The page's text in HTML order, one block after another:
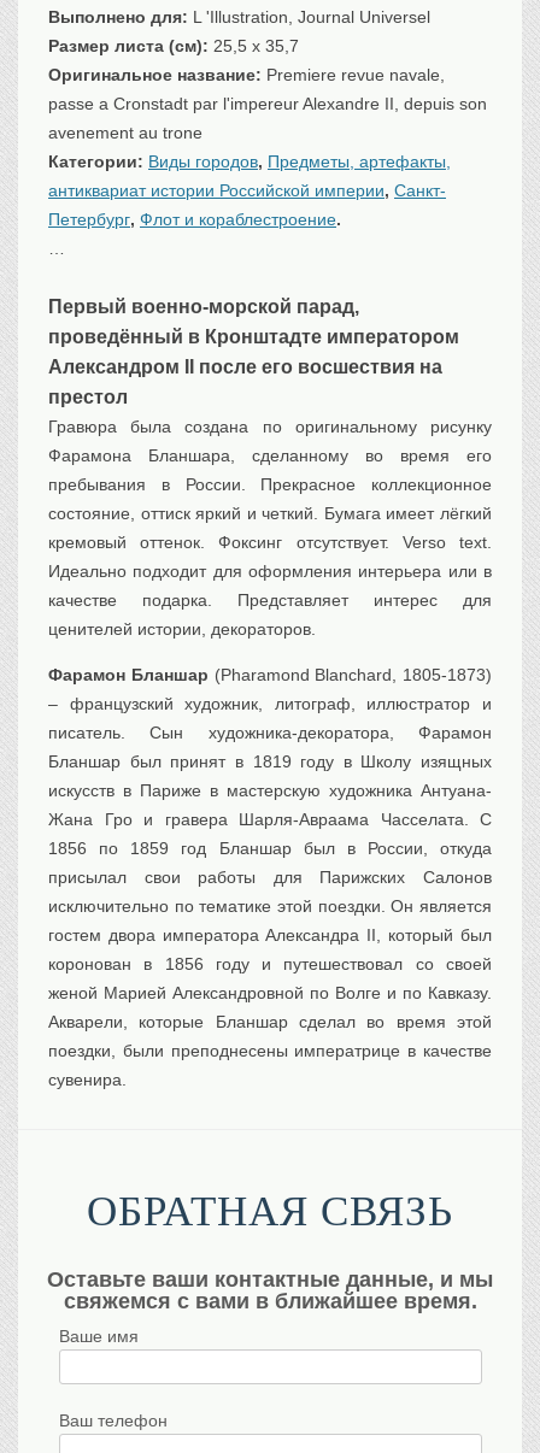
Униформа
Охота. Флора. Фауна
Фауна
Флора
Охота
Рыбы, рыбалка
Транспорт
Флот, кораблестроение
Связь
Букинистика
Медицина
Оружие, военная атрибутика
Досуг
Выполнено для: L 'Illustration, Journal Universel
Размер листа (см): 25,5 x 35,7
Оригинальное название: Premiere revue navale,
passe a Cronstadt par l'impereur Alexandre II, depuis son
avenement au trone
Категории: Виды городов, Предметы, артефакты,
антиквариат истории Российской империи, Санкт-
Петербург, Флот и кораблестроение.
Первый военно-морской парад,
проведённый в Кронштадте императором
Александром II после его восшествия на
престол
Гравюра была создана по оригинальному рисунку
Фарамона Бланшара, сделанному во время его
пребывания в России. Прекрасное коллекционное
состояние, оттиск яркий и четкий. Бумага имеет лёгкий
кремовый оттенок. Фоксинг отсутствует. Verso text.
Идеально подходит для оформления интерьера или в
качестве подарка. Представляет интерес для
ценителей истории, декораторов.
Фарамон Бланшар (Pharamond Blanchard, 1805-1873)
– французский художник, литограф, иллюстратор и
писатель. Сын художника-декоратора, Фарамон
Бланшар был принят в 1819 году в Школу изящных
искусств в Париже в мастерскую художника Антуана-
Жана Гро и гравера Шарля-Авраама Часселата. С
1856 по 1859 год Бланшар был в России, откуда
присылал свои работы для Парижских Салонов
исключительно по тематике этой поездки. Он является
гостем двора императора Александра II, который был
коронован в 1856 году и путешествовал со своей
женой Марией Александровной по Волге и по Кавказу.
Акварели, которые Бланшар сделал во время этой
поездки, были преподнесены императрице в качестве
сувенира.
ОБРАТНАЯ СВЯЗЬ
Оставьте ваши контактные данные, и мы
свяжемся с вами в ближайшее время.
Ваше имя
Ваш телефон